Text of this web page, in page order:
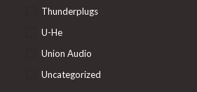
Thunderplugs
U-He
Union Audio
Uncategorized